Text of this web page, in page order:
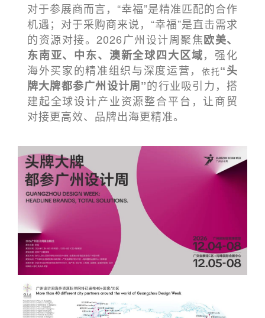
对于参展商而言，“幸福”是精准匹配的合作
机遇；对于采购商来说，“幸福”是直击需求
的资源对接。2026广州设计周聚焦欧美、
东南亚、中东、澳新全球四大区域，强化
海外买家的精准组织与深度运营，
依托“头
牌大牌都参广州设计周”的行业吸引力，搭
建起全球设计产业资源整合平台，让商贸
对接更高效、品牌出海更精准。